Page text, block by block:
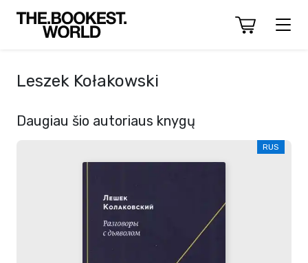
Leszek Kołakowski
Daugiau šio autoriaus knygų
RUS